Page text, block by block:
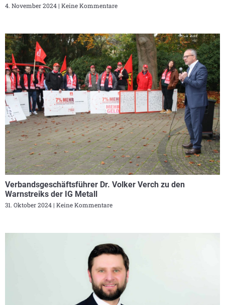
4. November 2024 Keine Kommentare
Verbandsgeschäftsführer Dr. Volker Verch zu den
Warnstreiks der IG Metall
31. Oktober 2024 Keine Kommentare